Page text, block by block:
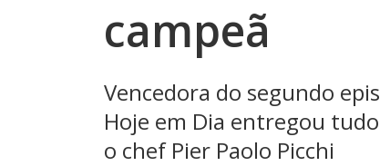
campeã
Vencedora do segundo
Hoje em Dia entregou
o chef Pier Paolo Picchi